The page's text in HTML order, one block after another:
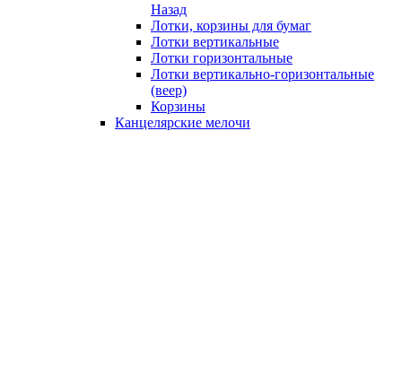
Назад
Лотки, корзины для бумаг
Лотки вертикальные
Лотки горизонтальные
Лотки вертикально-горизонтальные
(веер)
Корзины
Канцелярские мелочи